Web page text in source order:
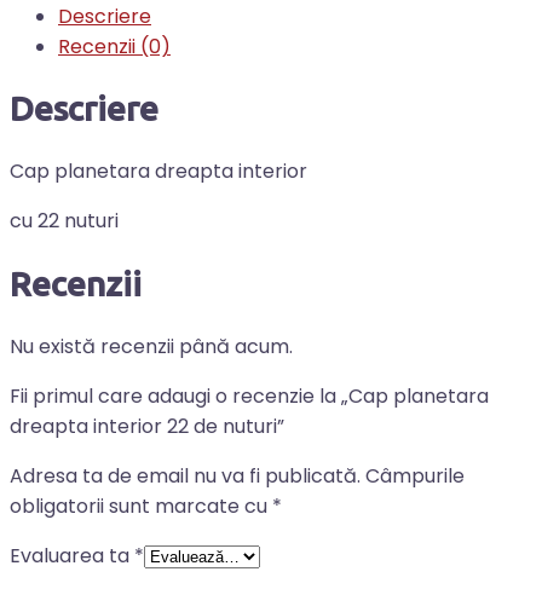
Descriere
Recenzii (0)
Descriere
Cap planetara dreapta interior
cu 22 nuturi
Recenzii
Nu există recenzii până acum.
Fii primul care adaugi o recenzie la „Cap planetara
dreapta interior 22 de nuturi”
Adresa ta de email nu va fi publicată. Câmpurile
obligatorii sunt marcate cu *
Evaluarea ta *